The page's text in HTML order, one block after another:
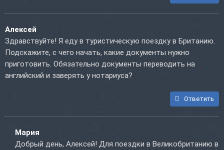
Алексей
Здравствуйте! Я еду в туристическую поездку в Британию.
Подскажите, с чего начать, какие документы нужно
приготовить. Обязательно документы переводить на
английский и заверять у нотариуса?
Ответить
Мария
Добрый день, Алексей! Для поездки в Великобританию в